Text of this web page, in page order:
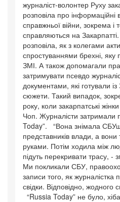
журналіст-волонтер Руху
розповіла про інформаційні
справжньої війни, зокрема і
справляються на
розповіла, як з колегами
спростуваннями брехні, яку
ЗМІ. А також допомагали
затримувати псевдо
документами, які готували
сюжети. Такий випадок,
року, коли закарпатські
Чоп. Журналісти затримали
Today”. “Вона знімала
представників влади, а
руками. Потім ходила між
підуть перекривати трасу, -
Ми покликали СБУ,
записи того, як
свідки. Відповідно,
“Russia Today” не було, хіба